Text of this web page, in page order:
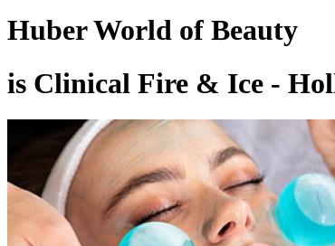
Huber World of Beauty
is Clinical Fire & Ice -